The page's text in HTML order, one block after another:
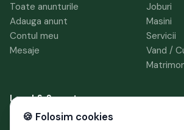
Toate anunturile
Adauga anunt
Contul meu
Mesaje
Joburi
Masini
Servicii
Vand /
Legal & Suport
Termeni si conditii
🍪 Folosim cookies